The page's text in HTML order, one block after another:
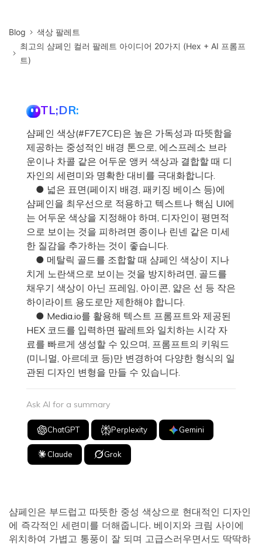
Blog
색상 팔레트
최고의 샴페인 컬러 팔레트 아이디어 20가지 (Hex + AI 프롬프
트)
TL;DR:
샴페인 색상(#F7E7CE)은 높은 가독성과 따뜻함을
제공하는 중성적인 배경 톤으로, 에스프레소 브라
운이나 차콜 같은 어두운 앵커 색상과 결합할 때 디
자인의 세련미와 명확한 대비를 극대화합니다.
● 넓은 표면(페이지 배경, 패키징 베이스 등)에
샴페인을 최우선으로 적용하고 텍스트나 핵심 UI에
는 어두운 색상을 지정해야 하며, 디자인이 평면적
으로 보이는 것을 피하려면 종이나 린넨 같은 미세
한 질감을 추가하는 것이 좋습니다.
● 메탈릭 골드를 조합할 때 샴페인 색상이 지나
치게 노란색으로 보이는 것을 방지하려면, 골드를
채우기 색상이 아닌 프레임, 아이콘, 얇은 선 등 작은
하이라이트 용도로만 제한해야 합니다.
● Media.io를 활용해 텍스트 프롬프트와 제공된
HEX 코드를 입력하면 팔레트와 일치하는 시각 자
료를 빠르게 생성할 수 있으며, 프롬프트의 키워드
(미니멀, 아르데코 등)만 변경하여 다양한 형식의 일
관된 디자인 변형을 만들 수 있습니다.
Ask AI for a summary
ChatGPT Perplexity Gemini
Claude Grok
샴페인은 부드럽고 따뜻한 중성 색상으로 현대적인 디자인
에 즉각적인 세련미를 더해줍니다. 베이지와 크림 사이에
위치하여 가볍고 통풍이 잘 되며 고급스러우면서도 딱딱하